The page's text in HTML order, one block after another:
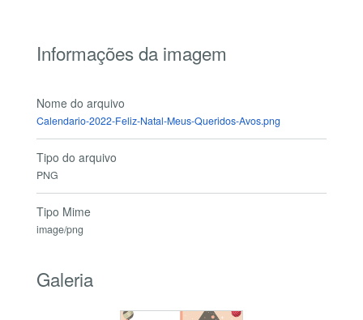
Informações da imagem
Nome do arquivo
Calendario-2022-Feliz-Natal-Meus-Queridos-Avos.png
Tipo do arquivo
PNG
Tipo Mime
image/png
Galeria